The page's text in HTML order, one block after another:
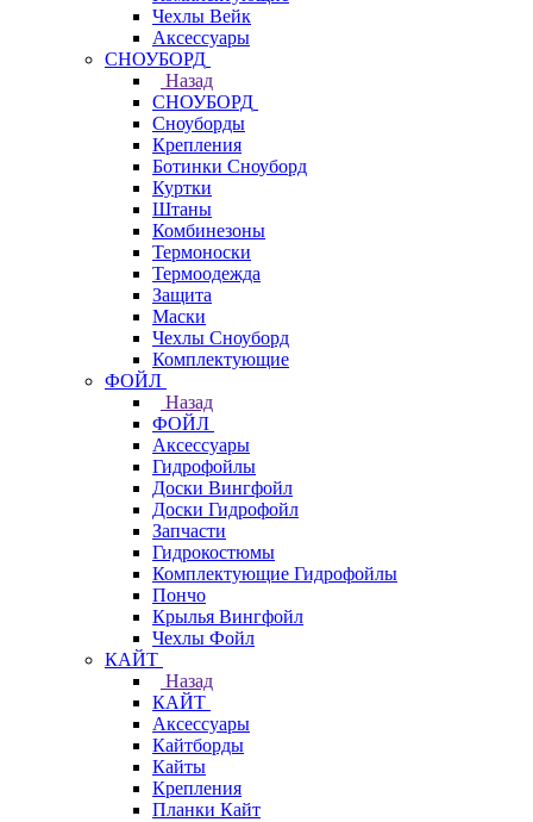
Чехлы Вейк
Аксессуары
СНОУБОРД
Назад
СНОУБОРД
Сноуборды
Крепления
Ботинки Сноуборд
Куртки
Штаны
Комбинезоны
Термоноски
Термоодежда
Защита
Маски
Чехлы Сноуборд
Комплектующие
ФОЙЛ
Назад
ФОЙЛ
Аксессуары
Гидрофойлы
Доски Вингфойл
Доски Гидрофойл
Запчасти
Гидрокостюмы
Комплектующие Гидрофойлы
Пончо
Крылья Вингфойл
Чехлы Фойл
КАЙТ
Назад
КАЙТ
Аксессуары
Кайтборды
Кайты
Крепления
Планки Кайт